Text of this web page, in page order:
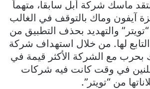
ماسك شركة أبل سابقا، متهماً
آيفون وماك بالتوقف في الغالب
والتهديد بحذف التطبيق من
لها. من خلال استهداف شركة
بحرب مع الشركة الأكثر قيمة في
في وقت كانت فيه شركات
من “تويتر”.